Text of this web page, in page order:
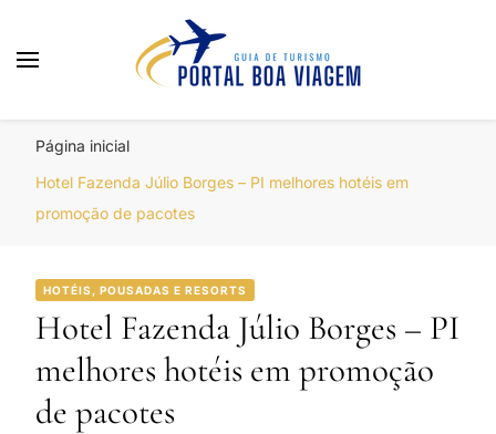
Página inicial
Hotel Fazenda Júlio Borges – PI melhores hotéis em
promoção de pacotes
HOTÉIS, POUSADAS E RESORTS
Hotel Fazenda Júlio Borges – PI
melhores hotéis em promoção
de pacotes